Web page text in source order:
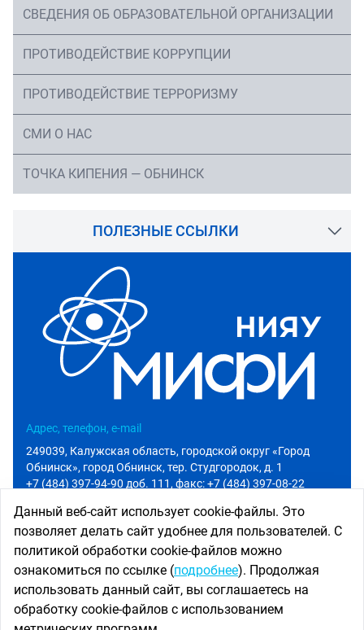
СВЕДЕНИЯ ОБ ОБРАЗОВАТЕЛЬНОЙ ОРГАНИЗАЦИИ
ПРОТИВОДЕЙСТВИЕ КОРРУПЦИИ
ПРОТИВОДЕЙСТВИЕ ТЕРРОРИЗМУ
СМИ О НАС
ТОЧКА КИПЕНИЯ — ОБНИНСК
ПОЛЕЗНЫЕ ССЫЛКИ
Адрес, телефон, e-mail
249039, Калужская область, городской округ «Город
Обнинск», город Обнинск, тер. Студгородок, д. 1
+7 (484) 397-94-90 доб. 111, факс: +7 (484) 397-08-22
Приемная комиссия
Абитуриенту
+7 (484) 397-94-90 доб. 801
priem@iate.obninsk.ru
Использование новостных материалов сайта возможно
Данный веб-сайт использует cookie-файлы. Это
позволяет делать сайт удобнее для пользователей. С
политикой обработки cookie-файлов можно
ознакомиться по ссылке (подробнее). Продолжая
использовать данный сайт, вы соглашаетесь на
обработку cookie-файлов с использованием